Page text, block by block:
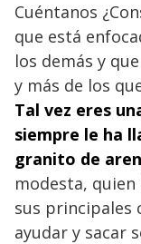
Cuéntanos
que está
los demás y
y más de los
Tal vez eres
siempre le ha
granito de
modesta,
sus principales
ayudar y sacar